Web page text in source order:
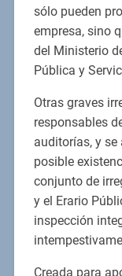
sólo pueden
empresa, sino
del Ministerio
Pública y
Otras graves
responsables
auditorías, y
posible
conjunto de
y el Erario
inspección
Creada para